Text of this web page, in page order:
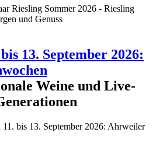
Riesling Sommer 2026 - Riesling
und Genuss
13. September 2026:
Weine und Live-
11. bis 13. September 2026: Ahrweiler